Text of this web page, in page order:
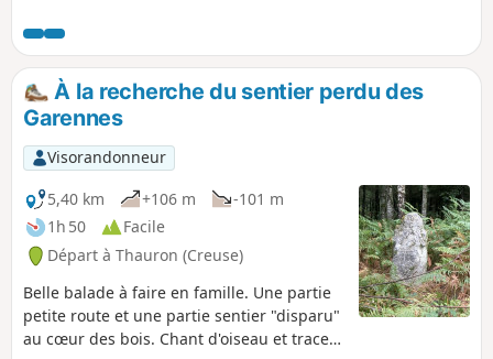
À la recherche du sentier perdu des
Garennes
Visorandonneur
5,40 km
+106 m
-101 m
1h 50
Facile
Départ à Thauron (Creuse)
Belle balade à faire en famille. Une partie
petite route et une partie sentier "disparu"
au cœur des bois. Chant d'oiseau et traces